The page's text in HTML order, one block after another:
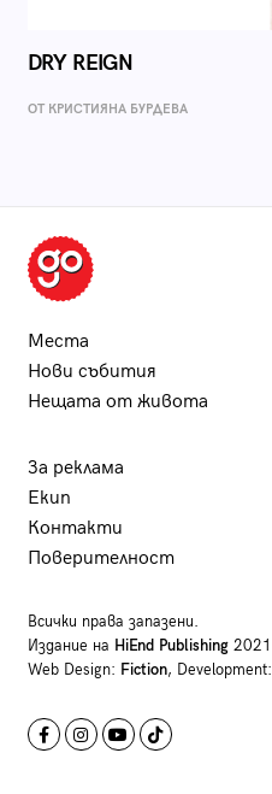
DRY REIGN
ОТ КРИСТИЯНА БУРДЕВА
Места
Нови събития
Нещата от живота
За реклама
Екип
Контакти
Поверителност
Всички права запазени.
Издание на HiEnd Publishing2021
Web Design: Fiction, Development: